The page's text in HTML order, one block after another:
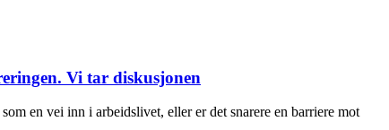
Vi tar diskusjonen
en vei inn i arbeidslivet, eller er det snarere en barriere mot